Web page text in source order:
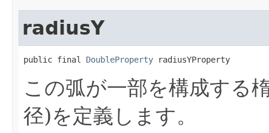
radiusY
public final DoubleProperty radiusYProperty
この弧が一部を構成する
径)を定義します。